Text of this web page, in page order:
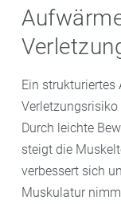
Ein strukturiertes
Durch leichte
steigt die
verbessert sich
Muskulatur